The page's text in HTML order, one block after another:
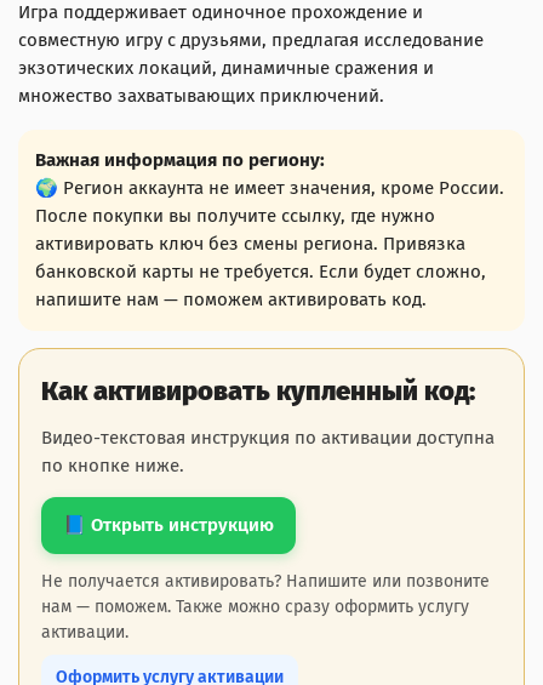
Игра поддерживает одиночное прохождение и
совместную игру с друзьями, предлагая исследование
экзотических локаций, динамичные сражения и
множество захватывающих приключений.
Важная информация по региону:
🌍 Регион аккаунта не имеет значения, кроме России.
После покупки вы получите ссылку, где нужно
активировать ключ без смены региона. Привязка
банковской карты не требуется. Если будет сложно,
напишите нам — поможем активировать код.
Как активировать купленный код:
Видео-текстовая инструкция по активации доступна
по кнопке ниже.
📘 Открыть инструкцию
Не получается активировать? Напишите или позвоните
нам — поможем. Также можно сразу оформить услугу
активации.
Оформить услугу активации